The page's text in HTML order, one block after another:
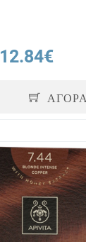
12.84€
ΑΓΟΡΑ